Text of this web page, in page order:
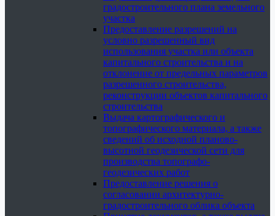
градостроительного плана земельного
участка
Предоставление разрешений на
условно разрешенный вид
использования участка или объекта
капитального строительства и на
отклонение от предельных параметров
разрешенного строительства,
реконструкции объектов капитального
строительства
Выдача картографического и
топографического материала, а также
сведений об исходной планово-
высотной геодезической сети для
производства топографо-
геодезических работ
Предоставление решения о
согласовании архитектурно-
градостроительного облика объекта